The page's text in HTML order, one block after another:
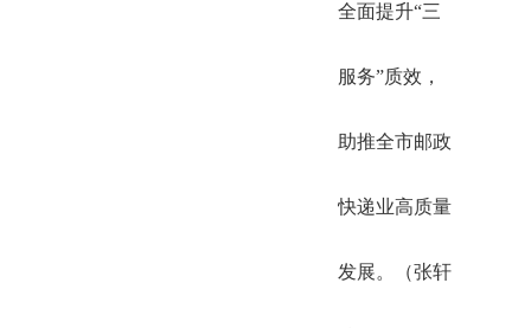
全面提升“三
服务”质效，
助推全市邮政
快递业高质量
发展。（张轩